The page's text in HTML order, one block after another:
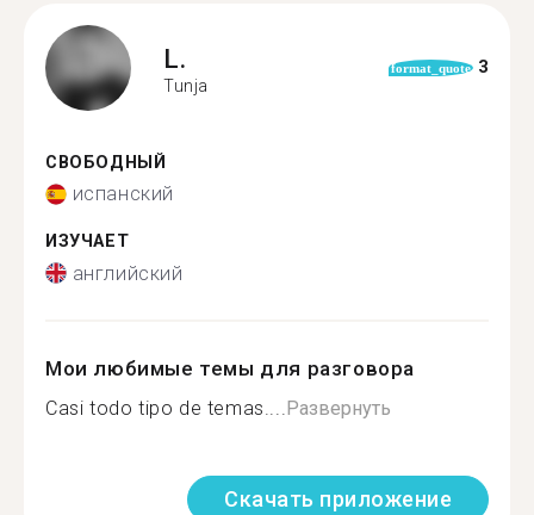
L.
Tunja
format_quote 3
СВОБОДНЫЙ
испанский
ИЗУЧАЕТ
английский
Мои любимые темы для разговора
Casi todo tipo de temas.... Развернуть
Скачать приложение